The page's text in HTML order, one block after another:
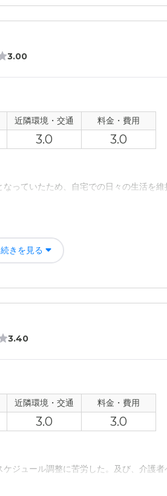
く接してくれた。色々なイベントで、
はあまり会う機会はなかったです。
のもよかった。日あたりもよかった。
3.00
近隣環境・交通 料金・費用
3.0 3.0
っていたため、自宅での日々の生活を
偶者は通常通りの生活を送ることができ
なかったことが良い点であった。
いへん清潔であったと考えている。
うなものなのだろうなと感じた。
続きを見る
3.40
近隣環境・交通 料金・費用
3.0 3.0
ジュール調整に苦労した。及び、介護